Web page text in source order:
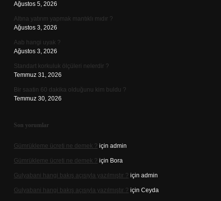
Ağustos 5, 2026
Altına yatırım yapmak mantıklı mıdır ?
Ağustos 3, 2026
Aab hangi uyak ?
Ağustos 3, 2026
Standart korkuluk ölçüleri nelerdir ?
Temmuz 31, 2026
Bir saatin 60 dakika olduğunu kim buldu ?
Temmuz 30, 2026
Son yorumlar
Gümrükleme ücreti ne demek ? için admin
Gümrükleme ücreti ne demek ? için Bora
Gulyabani hangi bakış açısıyla yazılmıştır ? için admin
Gulyabani hangi bakış açısıyla yazılmıştır ? için Ceyda